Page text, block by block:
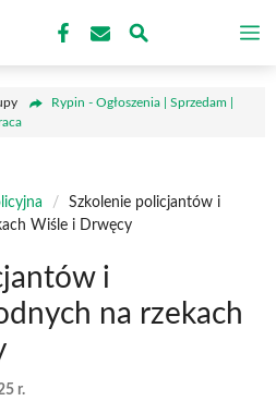
Rypin - Ogłoszenia | Sprzedam |
/
Szkolenie policjantów i
Wiśle i Drwęcy
i
na rzekach
r.